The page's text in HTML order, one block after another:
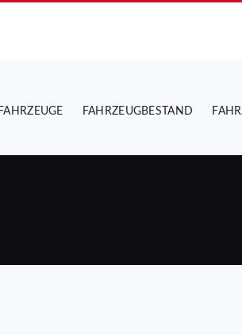
FAHRZEUGBESTAND